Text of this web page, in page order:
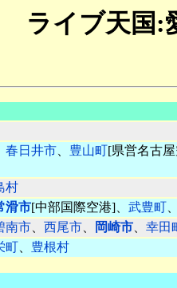
ライブ天国:
春日井市、 豊山町[県営名古屋
村
滑市[中部国際空港]、 武豊町、
南市、 西尾市、 岡崎市、 幸田
町、 豊根村